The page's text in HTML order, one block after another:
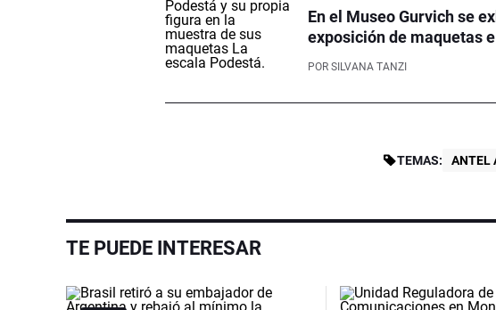
En el Museo Gurvich se
exposición de maquetas
POR SILVANA TANZI
TEMAS: ANTEL
TE PUEDE INTERESAR